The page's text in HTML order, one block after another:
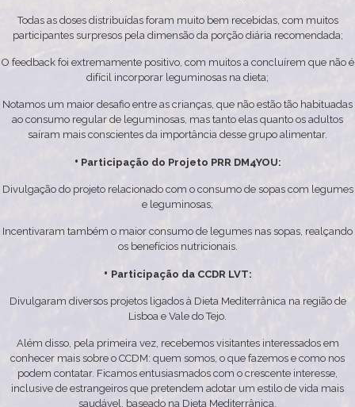
Todas as doses distribuídas foram muito bem recebidas, com muitos
participantes surpresos pela dimensão da porção diária recomendada;
O feedback foi extremamente positivo, com muitos a concluírem que não é
difícil incorporar leguminosas na dieta;
Notamos um maior desafio entre as crianças, que não estão tão habituadas
ao consumo regular de leguminosas, mas tanto elas quanto os adultos
saíram mais conscientes da importância desse grupo alimentar.
• Participação do Projeto PRR DM4YOU:
Divulgação do projeto relacionado com o consumo de sopas com legumes
e leguminosas;
Incentivaram também o maior consumo de legumes nas sopas, realçando
os benefícios nutricionais.
• Participação da CCDR LVT:
Divulgaram diversos projetos ligados à Dieta Mediterrânica na região de
Lisboa e Vale do Tejo.
Além disso, pela primeira vez, recebemos visitantes interessados em
conhecer mais sobre o CCDM: quem somos, o que fazemos e como nos
podem contatar. Ficamos entusiasmados com o crescente interesse,
inclusive de estrangeiros que pretendem adotar um estilo de vida mais
saudável, baseado na Dieta Mediterrânica.